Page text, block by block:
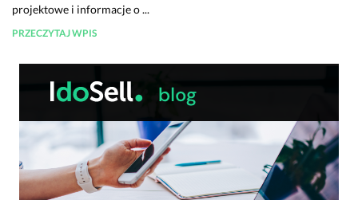
projektowe i informacje o ...
PRZECZYTAJ WPIS